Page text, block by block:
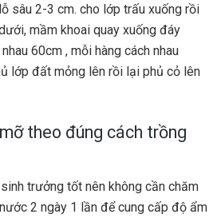
sâu 2-3 cm. cho lớp trấu xuống rồi
mầm khoai quay xuống đáy
60cm , mỗi hàng cách nhau
lớp đất mỏng lên rồi lại phủ cỏ lên
theo đúng cách trồng
trưởng tốt nên không cần chăm
2 ngày 1 lần để cung cấp độ ẩm